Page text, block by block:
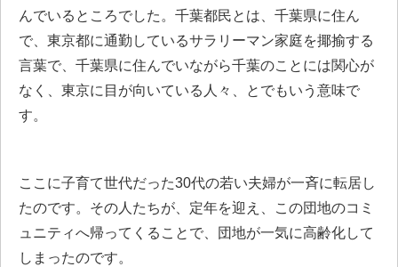
んでいるところでした。千葉都民とは、千葉県に住ん
で、東京都に通勤しているサラリーマン家庭を揶揄する
言葉で、千葉県に住んでいながら千葉のことには関心が
なく、東京に目が向いている人々、とでもいう意味で
す。
ここに子育て世代だった30代の若い夫婦が一斉に転居し
たのです。その人たちが、定年を迎え、この団地のコミ
ュニティへ帰ってくることで、団地が一気に高齢化して
しまったのです。